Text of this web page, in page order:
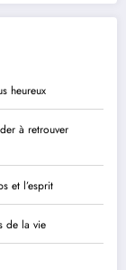
heureux
à retrouver
et l’esprit
de la vie